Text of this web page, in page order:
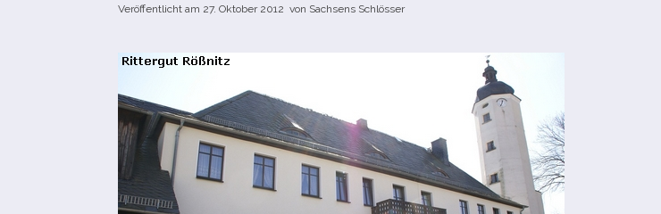
Veröffentlicht am 27. Oktober 2012 von Sachsens Schlösser